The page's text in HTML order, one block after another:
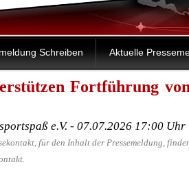
Schreiben Aktuelle
Fortführung
e.V. - 07.07.2026 17:00 Uhr
für den Inhalt der Pressemeldung,